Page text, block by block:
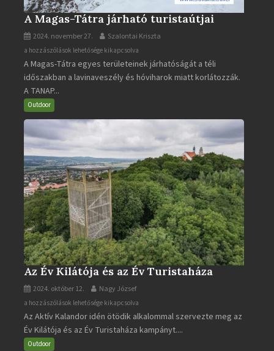
A Magas-Tátra járható turistaútjai
2024. november 27. Szalontai Kriszta
A
Magas-
Tátra
járható
turistaútjai
a hozzászólások lehetősége kikapcsolva
A Magas-Tátra egyes területeinek járhatóságát a téli
időszakban a lavinaveszély és hóviharok miatt korlátozzák.
A TANAP...
Outdoor
Az Év Kilátója és az Év Turistaháza
2024. október 12. Nagy József
Az
Év
Kilátója
és
a hozzászólások lehetősége kikapcsolva
Az Aktív Kalandor idén ötödik alkalommal szervezte meg az
Év Kilátója és az Év Turistaháza kampányt....
Outdoor